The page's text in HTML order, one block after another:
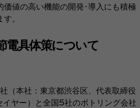
価値の高い機能の開発･導入にも積極
。
電具体策について
（本社：東京都渋谷区、代表取締役
ヤー）と全国5社のボトリング会社